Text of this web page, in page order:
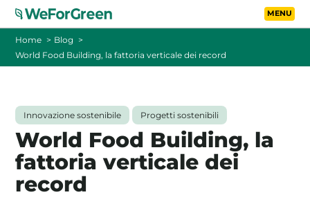
Vai al contenuto
TARIFFE
FOTOVOLTAICO A DISTANZA
FAQ
Home
Blog
World Food Building, la fattoria verticale dei record
Innovazione sostenibile Progetti sostenibili
World Food Building, la
fattoria verticale dei
record